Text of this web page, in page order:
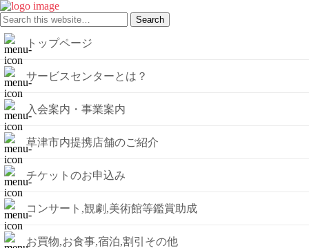
トップページ
サービスセンターとは？
入会案内・事業案内
草津市内提携店舗のご紹介
チケットのお申込み
コンサート,観劇,美術館等鑑賞助成
お買物,お食事,宿泊,割引その他